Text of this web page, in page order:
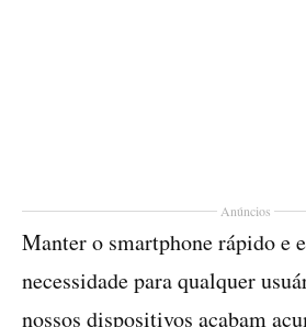
Anúncios
Manter o smartphone rápido e
necessidade para qualquer
nossos dispositivos acabam